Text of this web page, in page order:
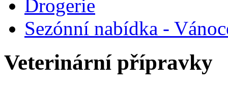
Drogerie
Sezónní nabídka -
Veterinární přípravky